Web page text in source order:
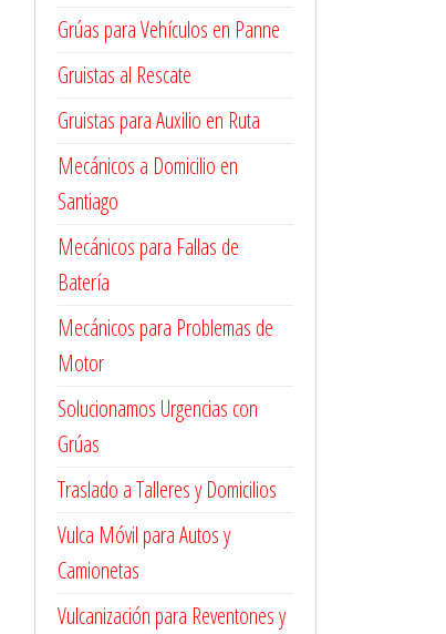
Grúas para Vehículos en Panne
Gruistas al Rescate
Gruistas para Auxilio en Ruta
Mecánicos a Domicilio en
Santiago
Mecánicos para Fallas de
Batería
Mecánicos para Problemas de
Motor
Solucionamos Urgencias con
Grúas
Traslado a Talleres y Domicilios
Vulca Móvil para Autos y
Camionetas
Vulcanización para Reventones y